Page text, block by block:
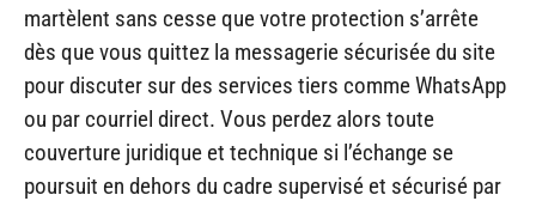
martèlent sans cesse que votre protection s’arrête
dès que vous quittez la messagerie sécurisée du site
pour discuter sur des services tiers comme WhatsApp
ou par courriel direct. Vous perdez alors toute
couverture juridique et technique si l’échange se
poursuit en dehors du cadre supervisé et sécurisé par